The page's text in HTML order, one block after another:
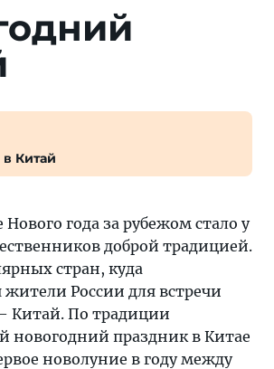
в Китай
года за рубежом стало у
доброй традицией.
стран, куда
России для встречи
Китай. По традиции
новогодний праздник в Китае
новолуние в году между